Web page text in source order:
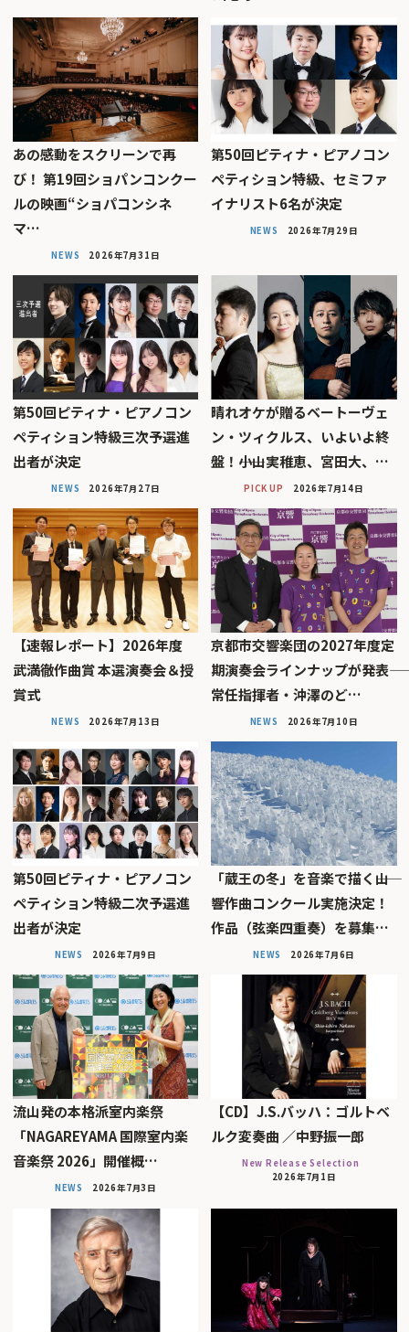
あの感動をスクリーンで再
び！ 第19回ショパンコンクー
ルの映画“ショパコンシネ
マ…
NEWS 2026年7月31日
第50回ピティナ・ピアノコン
ペティション特級、セミファ
イナリスト6名が決定
NEWS 2026年7月29日
第50回ピティナ・ピアノコン
ペティション特級三次予選進
出者が決定
NEWS 2026年7月27日
晴れオケが贈るベートーヴェ
ン・ツィクルス、いよいよ終
盤！――小山実稚恵、宮田大、…
PICK UP 2026年7月14日
【速報レポート】2026年度
武満徹作曲賞 本選演奏会＆授
賞式
NEWS 2026年7月13日
京都市交響楽団の2027年度定
期演奏会ラインナップが発表――
常任指揮者・沖澤のど…
NEWS 2026年7月10日
第50回ピティナ・ピアノコン
ペティション特級二次予選進
出者が決定
NEWS 2026年7月9日
「蔵王の冬」を音楽で描く――山
響作曲コンクール実施決定！
作品（弦楽四重奏）を募集…
NEWS 2026年7月6日
流山発の本格派室内楽祭
「NAGAREYAMA 国際室内楽
音楽祭 2026」開催概…
NEWS 2026年7月3日
【CD】J.S.バッハ：ゴルトベ
ルク変奏曲 ／中野振一郎
New Release Selection
2026年7月1日